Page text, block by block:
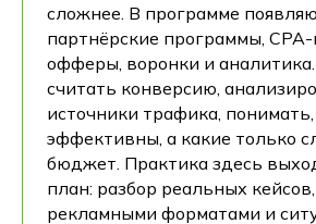
сложнее. В программе
партнёрские программы, CPA-
офферы, воронки и
считать конверсию,
источники трафика,
эффективны, а какие только
бюджет. Практика здесь
план: разбор реальных
рекламными форматами и